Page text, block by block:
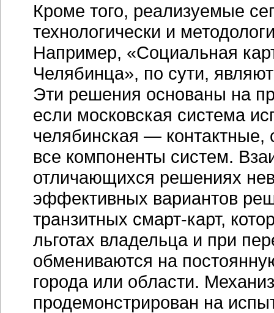
Кроме того, реализуемые
технологически и
Например, «Социальная
Челябинца», по сути,
Эти решения основаны на
если московская система
челябинская — контактные,
все компоненты систем.
отличающихся решениях
эффективных вариантов
транзитных смарт-карт,
льготах владельца и при
обмениваются на
города или области.
продемонстрирован на